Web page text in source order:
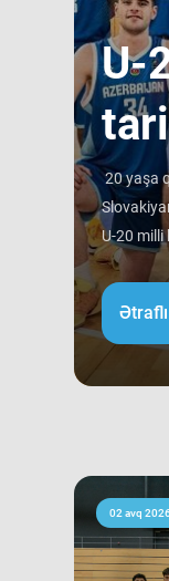
​U-
20 yaşa
U-20 milli
rəqibinə
Bu
tam
ağırlığı
keçərək
9-cu
02 avq